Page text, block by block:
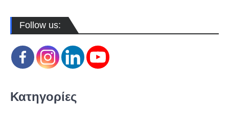
Follow us:
Κατηγορίες